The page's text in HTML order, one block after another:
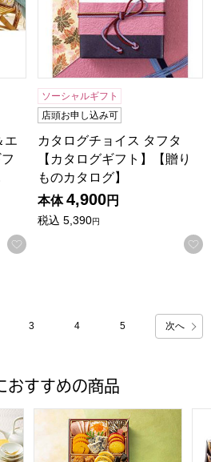
エ
お気に入りに登録する
ソーシャルギフト
店頭お申し込み可
カタログチョイス タフタ
【カタログギフト】【贈り
ものカタログ】
本体 4,900円
税込 5,390円
3 4 5 次へ
おすすめの商品
大二段重「饗宴」(きょうえん)【4
トップバリュ 和風三段重「